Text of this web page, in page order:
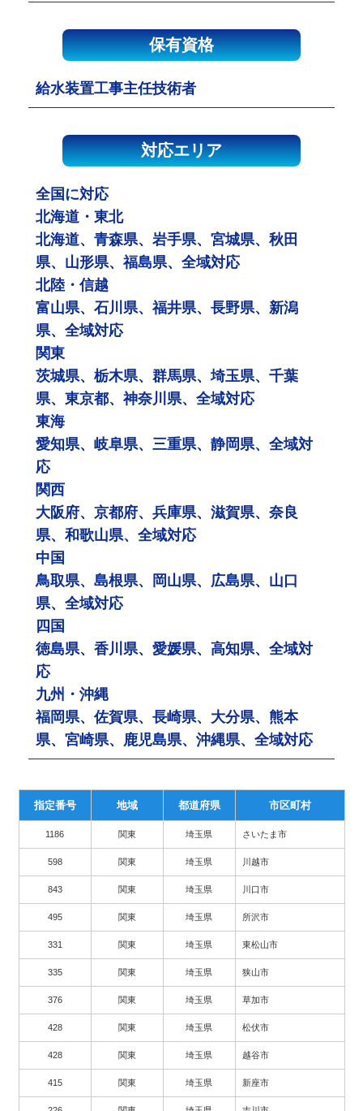
保有資格
給水装置工事主任技術者
対応エリア
全国に対応
北海道・東北
北海道、青森県、岩手県、宮城県、秋田
県、山形県、福島県、全域対応
北陸・信越
富山県、石川県、福井県、長野県、新潟
県、全域対応
関東
茨城県、栃木県、群馬県、埼玉県、千葉
県、東京都、神奈川県、全域対応
東海
愛知県、岐阜県、三重県、静岡県、全域対
応
関西
大阪府、京都府、兵庫県、滋賀県、奈良
県、和歌山県、全域対応
中国
鳥取県、島根県、岡山県、広島県、山口
県、全域対応
四国
徳島県、香川県、愛媛県、高知県、全域対
応
九州・沖縄
福岡県、佐賀県、長崎県、大分県、熊本
県、宮崎県、鹿児島県、沖縄県、全域対応
指定番号 地域 都道府県 市区町村
1186 関東 埼玉県 さいたま市
598 関東 埼玉県 川越市
843 関東 埼玉県 川口市
495 関東 埼玉県 所沢市
331 関東 埼玉県 東松山市
335 関東 埼玉県 狭山市
376 関東 埼玉県 草加市
428 関東 埼玉県 松伏市
428 関東 埼玉県 越谷市
415 関東 埼玉県 新座市